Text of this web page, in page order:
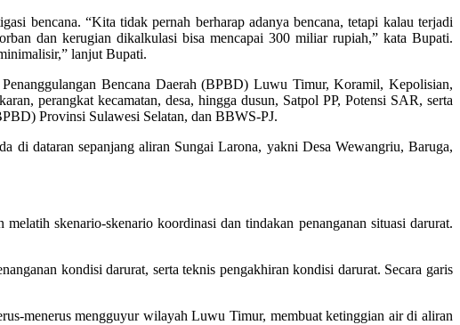
bencana. “Kita tidak pernah berharap adanya bencana, tetapi kalau terjadi
dan kerugian dikalkulasi bisa mencapai 300 miliar rupiah,” kata Bupati.
lanjut Bupati.
Bencana Daerah (BPBD) Luwu Timur, Koramil, Kepolisian,
perangkat kecamatan, desa, hingga dusun, Satpol PP, Potensi SAR, serta
Provinsi Sulawesi Selatan, dan BBWS-PJ.
di dataran sepanjang aliran Sungai Larona, yakni Desa Wewangriu, Baruga,
skenario-skenario koordinasi dan tindakan penanganan situasi darurat.
kondisi darurat, serta teknis pengakhiran kondisi darurat. Secara garis
menerus mengguyur wilayah Luwu Timur, membuat ketinggian air di aliran